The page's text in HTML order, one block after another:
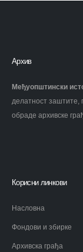
Архив
Међуопштински
делатност
обраде архивске
Корисни линкови
Насловна
Фондови и збирке
Архивска грађа